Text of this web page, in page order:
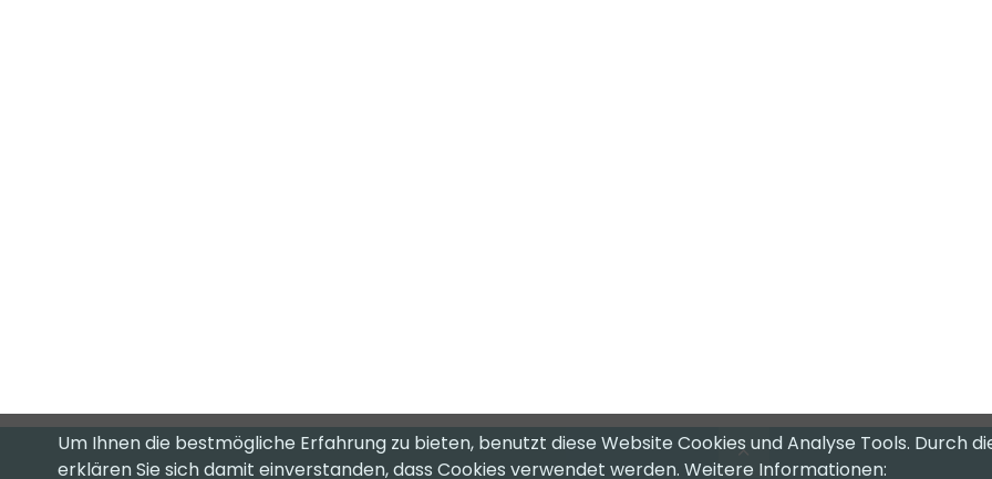
Um Ihnen die bestmögliche Erfahrung zu bieten, benutzt diese Website Cookies und Analyse Tools. Durch
erklären Sie sich damit einverstanden, dass Cookies verwendet werden. Weitere Informationen: